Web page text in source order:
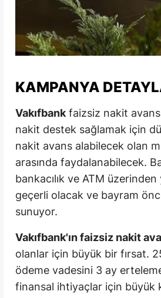
KAMPANYA
Vakıfbank faizsiz nakit
nakit destek sağlamak için
nakit avans alabilecek olan
arasında faydalanabilecek.
bankacılık ve ATM
geçerli olacak ve bayram
sunuyor.
Vakıfbank'ın faizsiz nakit
olanlar için büyük bir fırsat.
ödeme vadesini 3 ay
finansal ihtiyaçlar için büyük